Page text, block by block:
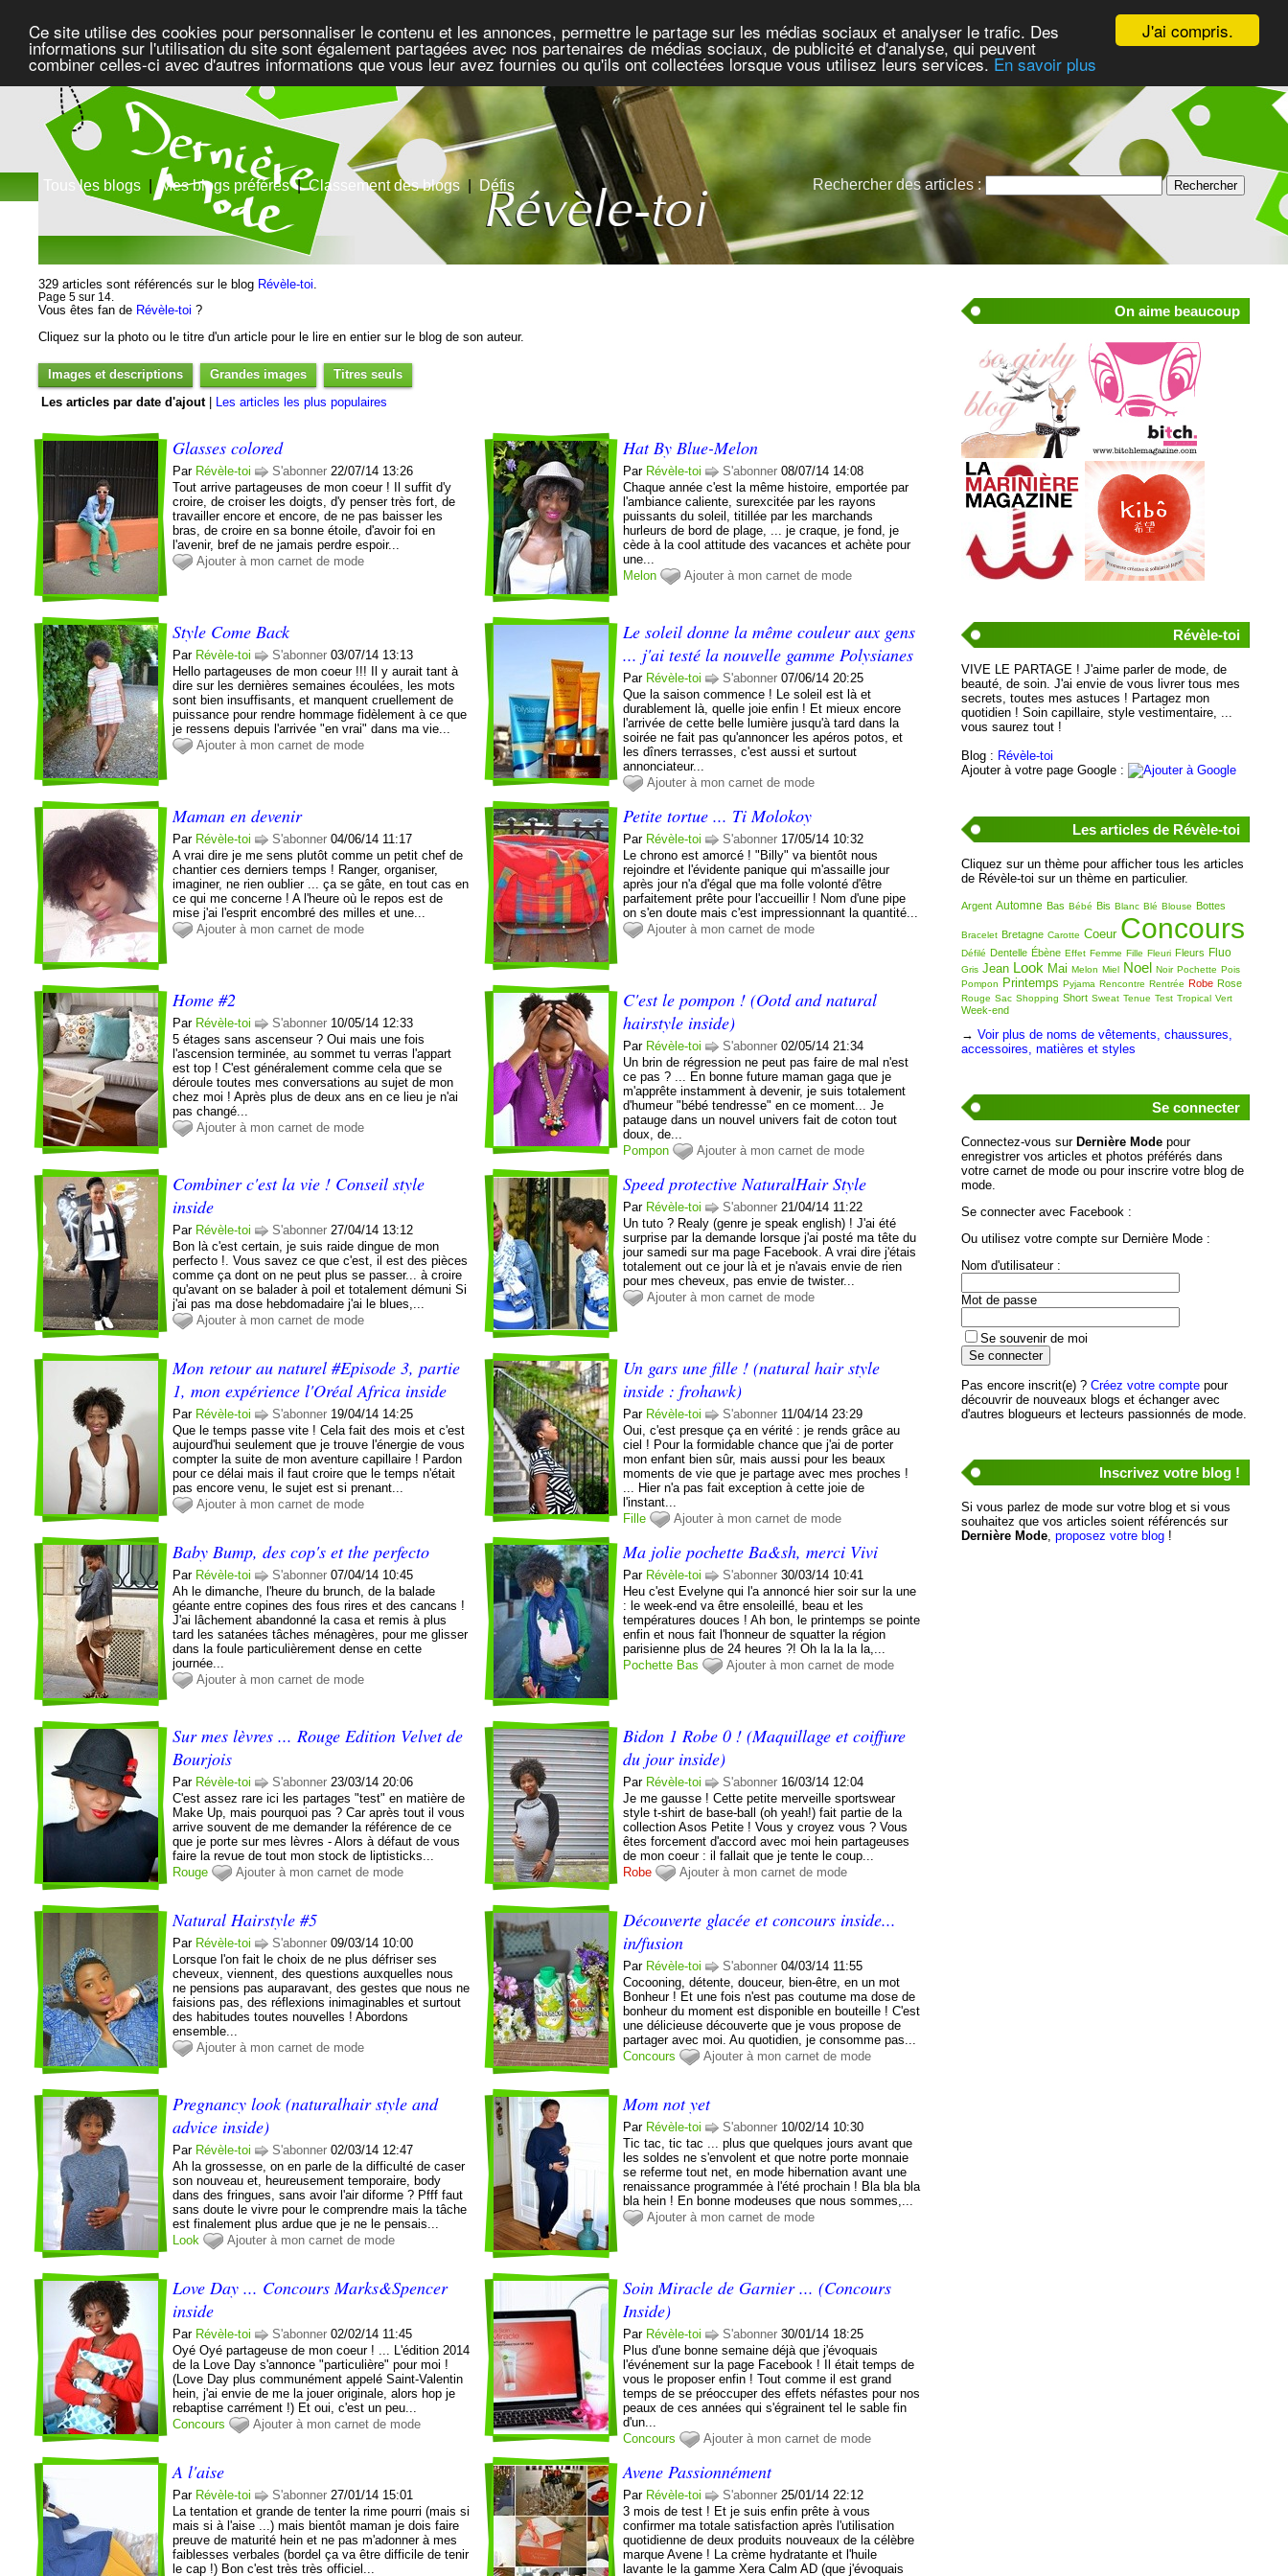
J'ai compris.
Ce site utilise des cookies pour personnaliser le contenu et les annonces, permettre le partage sur les médias sociaux et analyser le trafic. Des
informations sur l'utilisation du site sont également partagées avec nos partenaires de médias sociaux, de publicité et d'analyse, qui peuvent
combiner celles-ci avec d'autres informations que vous leur avez fournies ou qu'ils ont collectées lorsque vous utilisez leurs services. En savoir plus
Tous les blogs | Mes blogs préférés|Classement des blogs| Défis Rechercher des articles :
329 articles sont référencés sur le blog Révèle-toi
Page 5 sur 14.
Vous êtes fan de Révèle-toi ?
Cliquez sur la photo ou le titre d'un article pour le lire en entier sur le blog de son auteur.
Images et descriptions Grandes images
Titres seuls
Les articles par date d'ajout| Les articles les plus populaires
Glasses colored
Par Révèle-toi S'abonner 22/07/14 13:26
Tout arrive partageuses de mon coeur ! Il suffit d'y
croire, de croiser les doigts, d'y penser très fort, de
travailler encore et encore, de ne pas baisser les
bras, de croire en sa bonne étoile, d'avoir foi en
l'avenir, bref de ne jamais perdre espoir...
Ajouter à mon carnet de mode
Hat By Blue-Melon
Par Révèle-toi S'abonner 08/07/14 14:08
Chaque année c'est la même histoire, emportée par
l'ambiance caliente, surexcitée par les rayons
puissants du soleil, titillée par les marchands
hurleurs de bord de plage, ... je craque, je fond, je
cède à la cool attitude des vacances et achète pour
une...
Melon
Ajouter à mon carnet de mode
Style Come Back
Par Révèle-toi S'abonner 03/07/14 13:13
Hello partageuses de mon coeur !!! Il y aurait tant à
dire sur les dernières semaines écoulées, les mots
sont bien insuffisants, et manquent cruellement de
puissance pour rendre hommage fidèlement à ce que
je ressens depuis l'arrivée "en vrai" dans ma vie...
Ajouter à mon carnet de mode
Le soleil donne la même couleur aux gens
... j'ai testé la nouvelle gamme Polysianes
Par Révèle-toi S'abonner 07/06/14 20:25
Que la saison commence ! Le soleil est là et
durablement là, quelle joie enfin ! Et mieux encore
l'arrivée de cette belle lumière jusqu'à tard dans la
soirée ne fait pas qu'annoncer les apéros potos, et
les dîners terrasses, c'est aussi et surtout
annonciateur...
Ajouter à mon carnet de mode
Maman en devenir
Par Révèle-toi S'abonner 04/06/14 11:17
A vrai dire je me sens plutôt comme un petit chef de
chantier ces derniers temps ! Ranger, organiser,
imaginer, ne rien oublier ... ça se gâte, en tout cas en
ce qui me concerne ! A l'heure où le repos est de
mise j'ai l'esprit encombré des milles et une...
Ajouter à mon carnet de mode
Petite tortue ... Ti Molokoy
Par Révèle-toi S'abonner 17/05/14 10:32
Le chrono est amorcé ! "Billy" va bientôt nous
rejoindre et l'évidente panique qui m'assaille jour
après jour n'a d'égal que ma folle volonté d'être
parfaitement prête pour l'accueillir ! Nom d'une pipe
on s'en doute mais c'est impressionnant la quantité...
Ajouter à mon carnet de mode
Home #2
Par Révèle-toi S'abonner 10/05/14 12:33
5 étages sans ascenseur ? Oui mais une fois
l'ascension terminée, au sommet tu verras l'appart
est top ! C'est généralement comme cela que se
déroule toutes mes conversations au sujet de mon
chez moi ! Après plus de deux ans en ce lieu je n'ai
pas changé...
Ajouter à mon carnet de mode
C'est le pompon ! (Ootd and natural
hairstyle inside)
Par Révèle-toi S'abonner 02/05/14 21:34
Un brin de régression ne peut pas faire de mal n'est
ce pas ? ... En bonne future maman gaga que je
m'apprête instamment à devenir, je suis totalement
d'humeur "bébé tendresse" en ce moment... Je
patauge dans un nouvel univers fait de coton tout
doux, de...
Pompon
Ajouter à mon carnet de mode
Combiner c'est la vie ! Conseil style
inside
Par Révèle-toi S'abonner 27/04/14 13:12
Bon là c'est certain, je suis raide dingue de mon
perfecto !. Vous savez ce que c'est, il est des pièces
comme ça dont on ne peut plus se passer... à croire
qu'avant on se balader à poil et totalement démuni Si
j'ai pas ma dose hebdomadaire j'ai le blues,...
Ajouter à mon carnet de mode
Speed protective NaturalHair Style
Par Révèle-toi S'abonner 21/04/14 11:22
Un tuto ? Realy (genre je speak english) ! J'ai été
surprise par la demande lorsque j'ai posté ma tête du
jour samedi sur ma page Facebook. A vrai dire j'étais
totalement out ce jour là et je n'avais envie de rien
pour mes cheveux, pas envie de twister...
Ajouter à mon carnet de mode
Mon retour au naturel #Episode 3, partie
1, mon expérience l'Oréal Africa inside
Par Révèle-toi S'abonner 19/04/14 14:25
Que le temps passe vite ! Cela fait des mois et c'est
aujourd'hui seulement que je trouve l'énergie de vous
compter la suite de mon aventure capillaire ! Pardon
pour ce délai mais il faut croire que le temps n'était
pas encore venu, le sujet est si prenant...
Ajouter à mon carnet de mode
Un gars une fille ! (natural hair style
inside : frohawk)
Par Révèle-toi S'abonner 11/04/14 23:29
Oui, c'est presque ça en vérité : je rends grâce au
ciel ! Pour la formidable chance que j'ai de porter
mon enfant bien sûr, mais aussi pour les beaux
moments de vie que je partage avec mes proches !
... Hier n'a pas fait exception à cette joie de
l'instant...
Fille
Ajouter à mon carnet de mode
Baby Bump, des cop's et the perfecto
Par Révèle-toi S'abonner 07/04/14 10:45
Ah le dimanche, l'heure du brunch, de la balade
géante entre copines des fous rires et des cancans !
J'ai lâchement abandonné la casa et remis à plus
tard les satanées tâches ménagères, pour me glisser
dans la foule particulièrement dense en cette
journée...
Ajouter à mon carnet de mode
Ma jolie pochette Ba&sh, merci Vivi
Par Révèle-toi S'abonner 30/03/14 10:41
Heu c'est Evelyne qui l'a annoncé hier soir sur la une
: le week-end va être ensoleillé, beau et les
températures douces ! Ah bon, le printemps se pointe
enfin et nous fait l'honneur de squatter la région
parisienne plus de 24 heures ?! Oh la la la la,...
Pochette Bas Ajouter à mon carnet de mode
Sur mes lèvres ... Rouge Edition Velvet de
Bourjois
Par Révèle-toi S'abonner 23/03/14 20:06
C'est assez rare ici les partages "test" en matière de
Make Up, mais pourquoi pas ? Car après tout il vous
arrive souvent de me demander la référence de ce
que je porte sur mes lèvres - Alors à défaut de vous
faire la revue de tout mon stock de liptisticks...
Rouge
Ajouter à mon carnet de mode
Bidon 1 Robe 0 ! (Maquillage et coiffure
du jour inside)
Par Révèle-toi S'abonner 16/03/14 12:04
Je me gausse ! Cette petite merveille sportswear
style t-shirt de base-ball (oh yeah!) fait partie de la
collection Asos Petite ! Vous y croyez vous ? Vous
êtes forcement d'accord avec moi hein partageuses
de mon coeur : il fallait que je tente le coup...
Robe
Ajouter à mon carnet de mode
Natural Hairstyle #5
Par Révèle-toi S'abonner 09/03/14 10:00
Lorsque l'on fait le choix de ne plus défriser ses
cheveux, viennent, des questions auxquelles nous
ne pensions pas auparavant, des gestes que nous ne
faisions pas, des réflexions inimaginables et surtout
des habitudes toutes nouvelles ! Abordons
ensemble...
Ajouter à mon carnet de mode
Découverte glacée et concours inside...
in/fusion
Par Révèle-toi S'abonner 04/03/14 11:55
Cocooning, détente, douceur, bien-être, en un mot
Bonheur ! Et une fois n'est pas coutume ma dose de
bonheur du moment est disponible en bouteille ! C'est
une délicieuse découverte que je vous propose de
partager avec moi. Au quotidien, je consomme pas...
Concours
Ajouter à mon carnet de mode
Pregnancy look (naturalhair style and
advice inside)
Par Révèle-toi S'abonner 02/03/14 12:47
Ah la grossesse, on en parle de la difficulté de caser
son nouveau et, heureusement temporaire, body
dans des fringues, sans avoir l'air diforme ? Pfff faut
sans doute le vivre pour le comprendre mais la tâche
est finalement plus ardue que je ne le pensais...
Look
Ajouter à mon carnet de mode
Mom not yet
Par Révèle-toi S'abonner 10/02/14 10:30
Tic tac, tic tac ... plus que quelques jours avant que
les soldes ne s'envolent et que notre porte monnaie
se referme tout net, en mode hibernation avant une
renaissance programmée à l'été prochain ! Bla bla bla
bla hein ! En bonne modeuses que nous sommes,...
Ajouter à mon carnet de mode
Love Day ... Concours Marks&Spencer
inside
Par Révèle-toi S'abonner 02/02/14 11:45
Oyé Oyé partageuse de mon coeur ! ... L'édition 2014
de la Love Day s'annonce "particulière" pour moi !
(Love Day plus communément appelé Saint-Valentin
hein, j'ai envie de me la jouer originale, alors hop je
rebaptise carrément !) Et oui, c'est un peu...
Concours
Ajouter à mon carnet de mode
Soin Miracle de Garnier ... (Concours
Inside)
Par Révèle-toi S'abonner 30/01/14 18:25
Plus d'une bonne semaine déjà que j'évoquais
l'événement sur la page Facebook ! Il était temps de
vous le proposer enfin ! Tout comme il est grand
temps de se préoccuper des effets néfastes pour nos
peaux de ces années qui s'égrainent tel le sable fin
d'un...
Concours
Ajouter à mon carnet de mode
A l'aise
Par Révèle-toi S'abonner 27/01/14 15:01
La tentation et grande de tenter la rime pourri (mais si
mais si à l'aise ...) mais bientôt maman je dois faire
preuve de maturité hein et ne pas m'adonner à mes
faiblesses verbales (bordel ça va être difficile de tenir
le cap !) Bon c'est très très officiel...
Avene Passionnément
Par Révèle-toi S'abonner 25/01/14 22:12
3 mois de test ! Et je suis enfin prête à vous
confirmer ma totale satisfaction après l'utilisation
quotidienne de deux produits nouveaux de la célèbre
marque Avene ! La crème hydratante et l'huile
lavante le la gamme Xera Calm AD (que j'évoquais
On aime beaucoup
Révèle-toi
VIVE LE PARTAGE ! J'aime parler de mode, de
beauté, de soin. J'ai envie de vous livrer tous mes
secrets, toutes mes astuces ! Partagez mon
quotidien ! Soin capillaire, style vestimentaire, ...
vous saurez tout !
Blog : Révèle-toi
Ajouter à votre page Google :
Les articles de Révèle-toi
Cliquez sur un thème pour afficher tous les articles
de Révèle-toi sur un thème en particulier.
Argent Automne Bas Bébé Bis Blanc Blé Blouse Bottes
Bracelet Bretagne Carotte Coeur Concours
Défilé Dentelle Ébène Effet Femme Fille Fleuri Fleurs Fluo
Gris Jean Look Mai Melon Miel Noel Noir Pochette Pois
Pompon Printemps Pyjama Rencontre Rentrée Robe Rose
Rouge Sac Shopping Short Sweat Tenue Test Tropical Vert
Week-end
→ Voir plus de noms de vêtements, chaussures,
accessoires, matières et styles
Se connecter
Connectez-vous sur Dernière Modepour
enregistrer vos articles et photos préférés dans
votre carnet de mode ou pour inscrire votre blog de
mode.
Se connecter avec Facebook :
Ou utilisez votre compte sur Dernière Mode :
Nom d'utilisateur :
Mot de passe
Se souvenir de moi
Pas encore inscrit(e) ? Créez votre comptepour
découvrir de nouveaux blogs et échanger avec
d'autres blogueurs et lecteurs passionnés de mode.
Inscrivez votre blog !
Si vous parlez de mode sur votre blog et si vous
souhaitez que vos articles soient référencés sur
Dernière Mode, proposez votre blog!